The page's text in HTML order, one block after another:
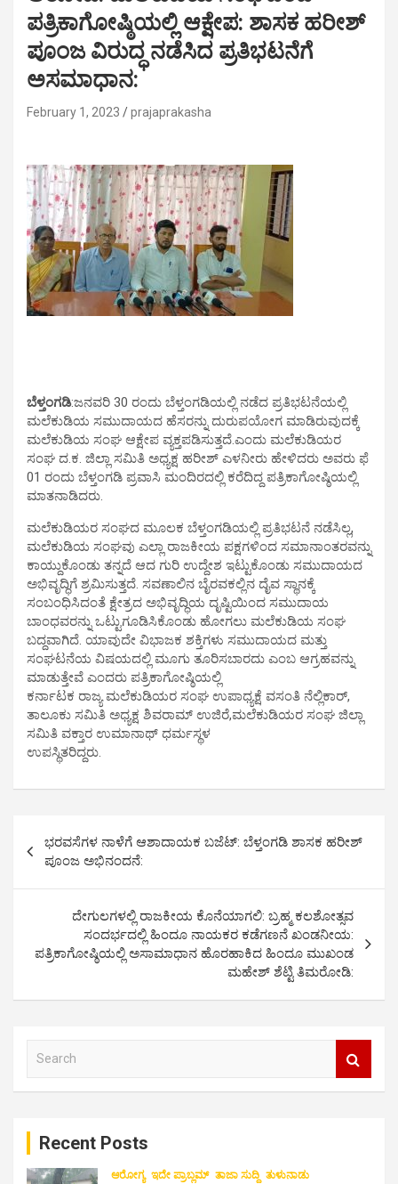
ಪತ್ರಿಕಾಗೋಷ್ಠಿಯಲ್ಲಿ ಆಕ್ಷೇಪ: ಶಾಸಕ ಹರೀಶ್
ಪೂಂಜ ವಿರುದ್ಧ ನಡೆಸಿದ ಪ್ರತಿಭಟನೆಗೆ
ಅಸಮಾಧಾನ:
February 1, 2023 prajaprakasha
ಬೆಳ್ತಂಗಡಿ:ಜನವರಿ 30 ರಂದು ಬೆಳ್ತಂಗಡಿಯಲ್ಲಿ ನಡೆದ ಪ್ರತಿಭಟನೆಯಲ್ಲಿ
ಮಲೆಕುಡಿಯ ಸಮುದಾಯದ ಹೆಸರನ್ನು ದುರುಪಯೋಗ ಮಾಡಿರುವುದಕ್ಕೆ
ಮಲೆಕುಡಿಯ ಸಂಘ ಆಕ್ಷೇಪ ವ್ಯಕ್ತಪಡಿಸುತ್ತದೆ.ಎಂದು ಮಲೆಕುಡಿಯರ
ಸಂಘ ದ.ಕ. ಜಿಲ್ಲಾ ಸಮಿತಿ ಅಧ್ಯಕ್ಷ ಹರೀಶ್ ಎಳನೀರು ಹೇಳಿದರು ಅವರು ಫೆ
01 ರಂದು ಬೆಳ್ತಂಗಡಿ ಪ್ರವಾಸಿ ಮಂದಿರದಲ್ಲಿ ಕರೆದಿದ್ದ ಪತ್ರಿಕಾಗೋಷ್ಠಿಯಲ್ಲಿ
ಮಾತನಾಡಿದರು.
ಮಲೆಕುಡಿಯರ ಸಂಘದ ಮೂಲಕ ಬೆಳ್ತಂಗಡಿಯಲ್ಲಿ ಪ್ರತಿಭಟನೆ ನಡೆಸಿಲ್ಲ,
ಮಲೆಕುಡಿಯ ಸಂಘವು ಎಲ್ಲಾ ರಾಜಕೀಯ ಪಕ್ಷಗಳಿಂದ ಸಮಾನಾಂತರವನ್ನು
ಕಾಯ್ದುಕೊಂಡು ತನ್ನದೆ ಆದ ಗುರಿ ಉದ್ದೇಶ ಇಟ್ಟುಕೊಂಡು ಸಮುದಾಯದ
ಅಭಿವೃದ್ಧಿಗೆ ಶ್ರಮಿಸುತ್ತದೆ. ಸವಣಾಲಿನ ಬೈರವಕಲ್ಲಿನ ದೈವ ಸ್ಥಾನಕ್ಕೆ
ಸಂಬಂಧಿಸಿದಂತೆ ಕ್ಷೇತ್ರದ ಅಭಿವೃದ್ಧಿಯ ದೃಷ್ಟಿಯಿಂದ ಸಮುದಾಯ
ಬಾಂಧವರನ್ನು ಒಟ್ಟುಗೂಡಿಸಿಕೊಂಡು ಹೋಗಲು ಮಲೆಕುಡಿಯ ಸಂಘ
ಬದ್ದವಾಗಿದೆ. ಯಾವುದೇ ವಿಭಾಜಕ ಶಕ್ತಿಗಳು ಸಮುದಾಯದ ಮತ್ತು
ಸಂಘಟನೆಯ ವಿಷಯದಲ್ಲಿ ಮೂಗು ತೂರಿಸಬಾರದು ಎಂಬ ಆಗ್ರಹವನ್ನು
ಮಾಡುತ್ತೇವೆ ಎಂದರು ಪತ್ರಿಕಾಗೋಷ್ಠಿಯಲ್ಲಿ
ಕರ್ನಾಟಕ ರಾಜ್ಯ ಮಲೆಕುಡಿಯರ ಸಂಘ ಉಪಾಧ್ಯಕ್ಷೆ ವಸಂತಿ ನೆಲ್ಲಿಕಾರ್,
ತಾಲೂಕು ಸಮಿತಿ ಅಧ್ಯಕ್ಷ ಶಿವರಾಮ್ ಉಜಿರೆ,ಮಲೆಕುಡಿಯರ ಸಂಘ ಜಿಲ್ಲಾ
ಸಮಿತಿ ವಕ್ತಾರ ಉಮಾನಾಥ್ ಧರ್ಮಸ್ಥಳ
ಉಪಸ್ಥಿತರಿದ್ದರು.
s
v
a
ಭರವಸೆಗಳ ನಾಳೆಗೆ ಆಶಾದಾಯಕ ಬಜೆಟ್: ಬೆಳ್ತಂಗಡಿ ಶಾಸಕ ಹರೀಶ್
ಪೂಂಜ ಅಭಿನಂದನೆ:
ದೇಗುಲಗಳಲ್ಲಿ ರಾಜಕೀಯ ಕೊನೆಯಾಗಲಿ: ಬ್ರಹ್ಮ ಕಲಶೋತ್ಸವ
ಸಂದರ್ಭದಲ್ಲಿ ಹಿಂದೂ ನಾಯಕರ ಕಡೆಗಣನೆ ಖಂಡನೀಯ:
ಪತ್ರಿಕಾಗೋಷ್ಠಿಯಲ್ಲಿ ಅಸಾಮಾಧಾನ ಹೊರಹಾಕಿದ ಹಿಂದೂ ಮುಖಂಡ
ಮಹೇಶ್ ಶೆಟ್ಟಿ ತಿಮರೋಡಿ:
Recent Posts
ಆರೋಗ್ಯ ಇದೇ ಪ್ರಾಬ್ಲಮ್ ತಾಜಾ ಸುದ್ದಿ ತುಳುನಾಡು